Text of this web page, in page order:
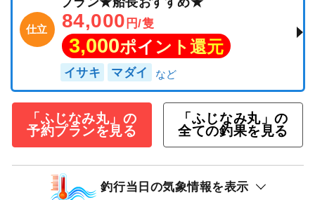
仕立 84,000 円/隻
3,000ポイント還元
イサキ マダイ
「ふじなみ丸」の
予約プランを見る
「ふじなみ丸」の
全ての釣果を見る
釣行当日の気象情報を表示